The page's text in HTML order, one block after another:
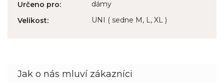
Určeno pro:
dámy
Velikost: UNI ( sedne M, L, XL )